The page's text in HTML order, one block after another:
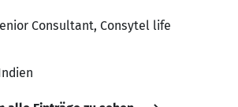
Consultant, Consytel life